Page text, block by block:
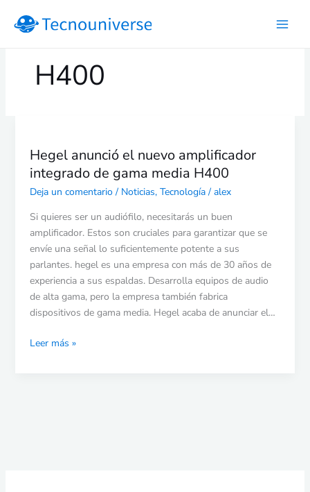
H400
Hegel anunció el nuevo amplificador
integrado de gama media H400
Deja un comentario / Noticias, Tecnología/ alex
Si quieres ser un audiófilo, necesitarás un buen
amplificador. Estos son cruciales para garantizar que se
envíe una señal lo suficientemente potente a sus
parlantes. hegel es una empresa con más de 30 años de
experiencia a sus espaldas. Desarrolla equipos de audio
de alta gama, pero la empresa también fabrica
dispositivos de gama media. Hegel acaba de anunciar el…
el
nuevo
amplificador
de
gama
media
H400
Leer más »